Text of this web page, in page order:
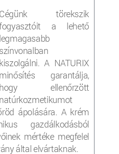
Cégünk törekszik
a lehető
legmagasabb
színvonalban
kiszolgálni. A NATURIX
minősítés garantálja,
hogy ellenőrzött
natúrkozmetikumot
ápolására. A krém
gazdálkodásból
mértéke megfelel
által elvártaknak.